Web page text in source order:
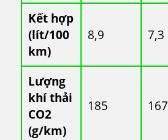
Kết hợp
(lít/100
km)
8,9 7,3
Lượng
khí thải
CO2
(g/km)
185 167